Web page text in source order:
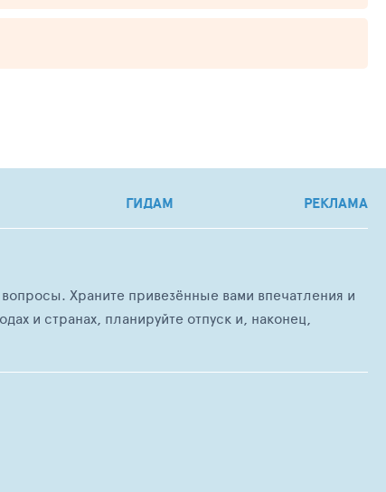
ГИДАМ РЕКЛАМА
Храните привезённые вами впечатления и
и странах, планируйте отпуск и, наконец,